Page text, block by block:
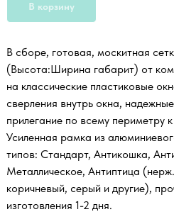
В корзину
В сборе, готовая, москитная
(Высота:Ширина габарит) от
на классические пластиковые
сверления внутрь окна,
прилегание по всему
Усиленная рамка из
типов: Стандарт, Антикошка,
Металлическое, Антиптица
коричневый, серый и другие),
изготовления 1-2 дня.